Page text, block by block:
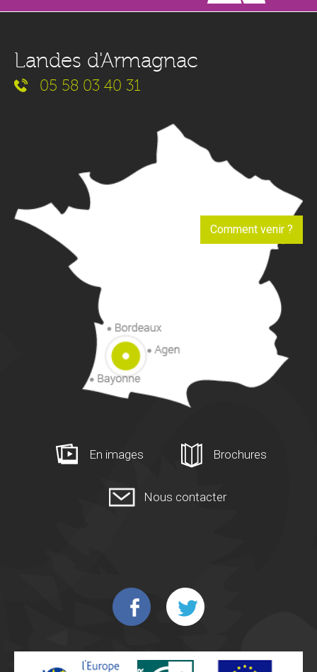
Landes d'Armagnac
05 58 03 40 31
Comment venir ?
En images Brochures
Nous contacter